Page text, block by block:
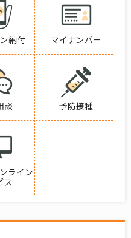
納付 マイナンバー
談 予防接種
ライン
ス